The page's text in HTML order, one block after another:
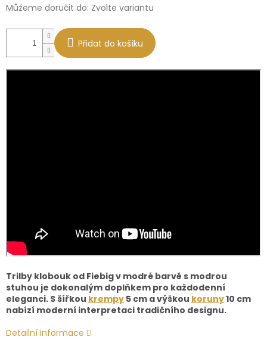
Můžeme doručit do: Zvolte variantu
Přidat do košíku
Trilby klobouk od Fiebig v modré barvě s modrou
stuhou je dokonalým doplňkem pro každodenní
eleganci. S šířkou krempy 5 cm a výškou koruny10 cm
nabízí moderní interpretaci tradičního designu.
Detailní informace